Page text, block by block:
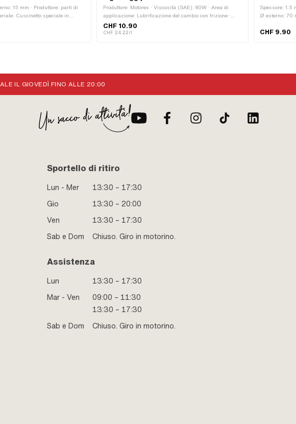
15 mm · Produttore: parti di
Cuscinetto speciale in
Produttore: Motorex · Viscosità (SAE): 80W · Area di
applicazione: Lubrificazione del cambio con frizione ·
Tipo di olio: GL4 · Contenuti: 450 ml · Tipo di cambio:
Cambio manuale · Tipo di cambio: Controllo a pedale ·
CHF 10.90
CHF 24.22/l
Spessore: 1.5
Ø esterno: 70
CHF 9.90
IL GIOVEDÌ FINO ALLE 20:00
Sportello di ritiro
Lun - Mer
13:30 – 17:30
Gio
13:30 – 20:00
Ven
13:30 – 17:30
Sab e Dom
Chiuso. Giro in motorino.
Assistenza
Lun
13:30 – 17:30
Mar - Ven
09:00 – 11:30
13:30 – 17:30
Sab e Dom
Chiuso. Giro in motorino.